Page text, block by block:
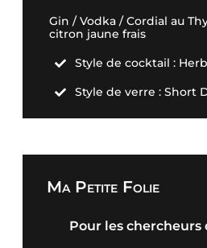
Gin / Vodka / Cordial au
citron jaune frais
 Style de cocktail :
 Style de verre : Short
Ma Petite Folie
Pour les chercheurs